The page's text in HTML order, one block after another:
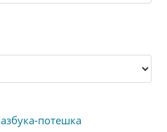
азбука-потешка